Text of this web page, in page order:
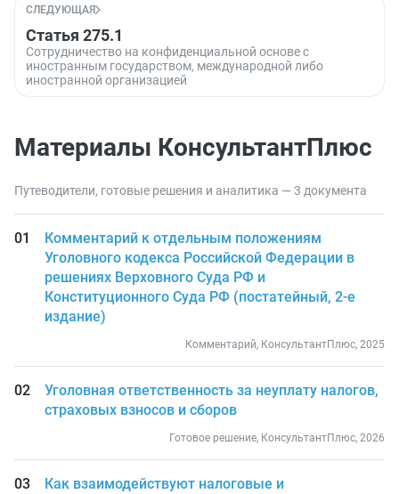
СЛЕДУЮЩАЯ
Статья 275.1
Сотрудничество на конфиденциальной основе с
иностранным государством, международной либо
иностранной организацией
Материалы КонсультантПлюс
Путеводители, готовые решения и аналитика — 3 документа
Комментарий к отдельным положениям
Уголовного кодекса Российской Федерации в
решениях Верховного Суда РФ и
Конституционного Суда РФ (постатейный, 2-е
издание)
Комментарий, КонсультантПлюс, 2025
Уголовная ответственность за неуплату налогов,
страховых взносов и сборов
Готовое решение, КонсультантПлюс, 2026
Как взаимодействуют налоговые и